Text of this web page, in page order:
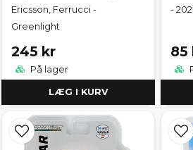
Ericsson, Ferrucci -
Greenlight
245 kr
På lager
LÆG I KURV
-
85